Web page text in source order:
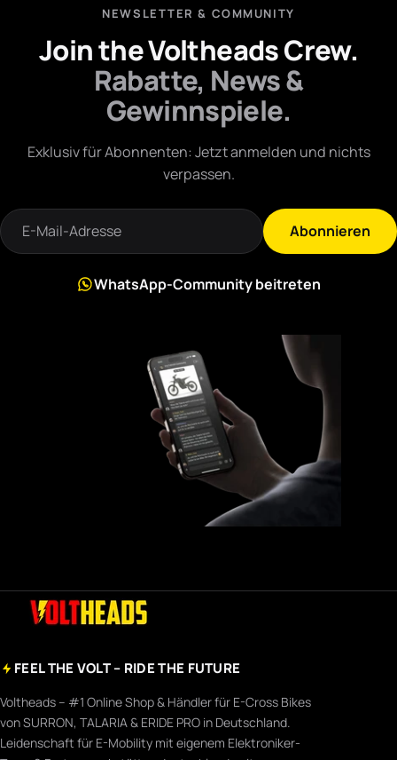
NEWSLETTER & COMMUNITY
Join the Voltheads Crew.
Rabatte, News &
Gewinnspiele.
Exklusiv für Abonnenten: Jetzt anmelden und nichts
verpassen.
Abonnieren
WhatsApp-Community beitreten
FEEL THE VOLT – RIDE THE FUTURE
Voltheads – #1 Online Shop & Händler für E-Cross Bikes
von SURRON, TALARIA & ERIDE PRO in Deutschland.
Leidenschaft für E-Mobility mit eigenem Elektroniker-